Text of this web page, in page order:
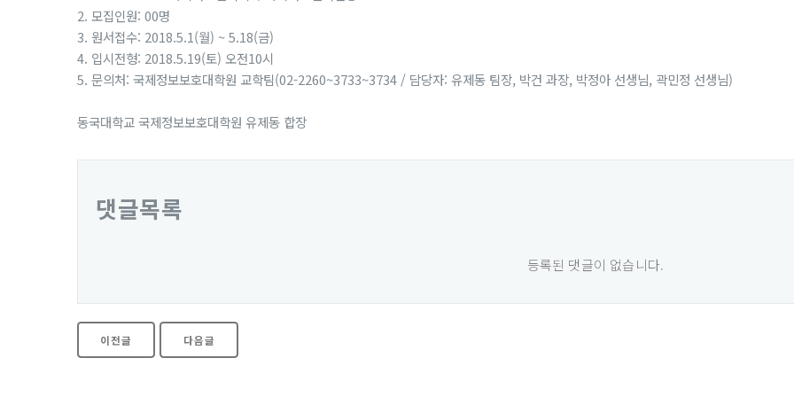
2. 모집인원: 00명
3. 원서접수: 2018.5.1(월) ~ 5.18(금)
4. 입시전형: 2018.5.19(토) 오전10시
5. 문의처: 국제정보보호대학원 교학팀(02-2260~3733~3734 / 담당자: 유제동 팀장, 박건 과장, 박정아 선생님, 곽민정 선생님)
동국대학교 국제정보보호대학원 유제동 합장
댓글목록
등록된 댓글이 없습니다.
이전글 다음글